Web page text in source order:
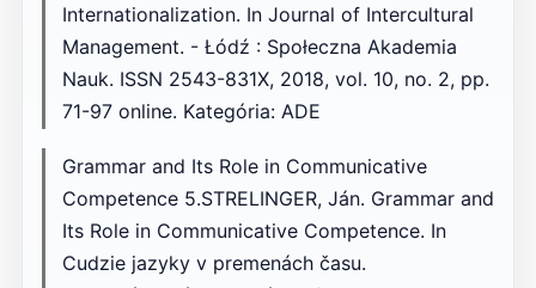
Internationalization. In Journal of Intercultural
Management. - Łódź : Społeczna Akademia
Nauk. ISSN 2543-831X, 2018, vol. 10, no. 2, pp.
71-97 online. Kategória: ADE
Grammar and Its Role in Communicative
Competence 5.STRELINGER, Ján. Grammar and
Its Role in Communicative Competence. In
Cudzie jazyky v premenách času.